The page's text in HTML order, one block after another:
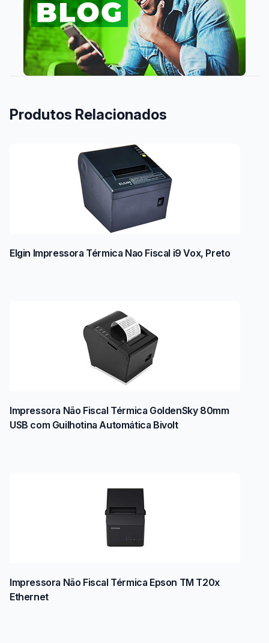
Produtos Relacionados
Elgin Impressora Térmica Nao Fiscal i9 Vox, Preto
Impressora Não Fiscal Térmica GoldenSky 80mm
USB com Guilhotina Automática Bivolt
Impressora Não Fiscal Térmica Epson TM T20x
Ethernet